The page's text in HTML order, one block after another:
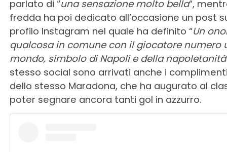
parlato di “una sensazione molto bella“,
fredda ha poi dedicato all’occasione un post
profilo Instagram nel quale ha definito “Un
qualcosa in comune con il giocatore numero
mondo, simbolo di Napoli e della napoletanità
stesso social sono arrivati anche i
dello stesso Maradona, che ha augurato al
poter segnare ancora tanti gol in azzurro.